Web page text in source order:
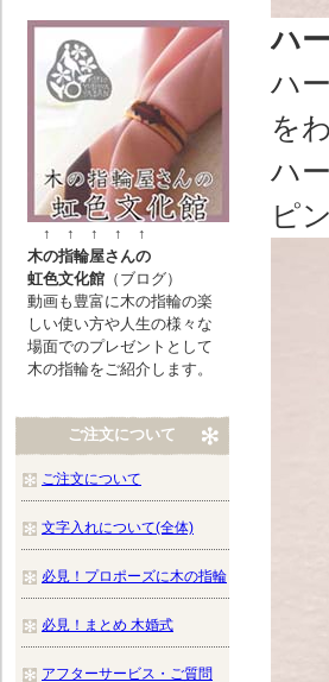
ハ
ハ
を
ハ
ピ
↑ ↑ ↑ ↑ ↑
木の指輪屋さんの
虹色文化館 （ブログ）
動画も豊富に木の指輪の楽
しい使い方や人生の様々な
場面でのプレゼントとして
木の指輪をご紹介します。
ご注文について
ご注文について
文字入れについて(全体)
必見！プロポーズに木の指輪
必見！まとめ 木婚式
アフターサービス・ご質問